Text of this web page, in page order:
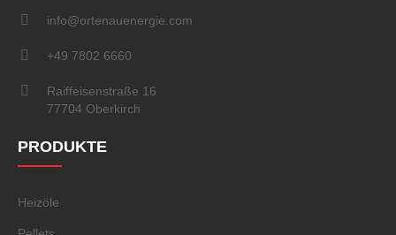
info@ortenauenergie.com
+49 7802 6660
Raiffeisenstraße 16
77704 Oberkirch
PRODUKTE
Heizöle